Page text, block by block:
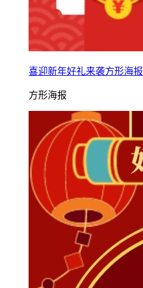
喜迎新年好礼来袭方形海报
方形海报